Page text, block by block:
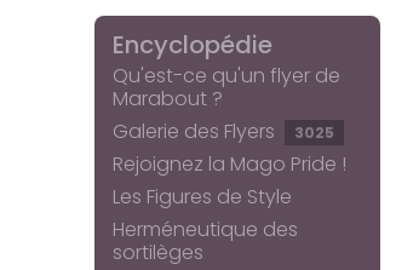
Encyclopédie
Qu'est-ce qu'un flyer de
Marabout ?
Galerie des Flyers
3025
Rejoignez la Mago Pride !
Les Figures de Style
Herméneutique des
sortilèges